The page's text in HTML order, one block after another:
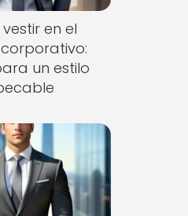
en el
un estilo